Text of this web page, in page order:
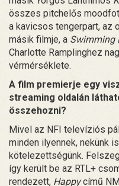
összes pitchelős
a kavicsos tengerpart, az
másik filmje, a Swimming
Charlotte Ramplinghez
vérmérséklete.
A film premierje egy
streaming oldalán
összehozni?
Mivel az NFI televíziós
minden ilyennek, nekünk
kötelezettségünk.
így került be az RTL+
rendezett, Happycímű